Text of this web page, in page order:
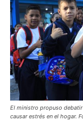
El ministro propuso
causar estrés en el hogar.